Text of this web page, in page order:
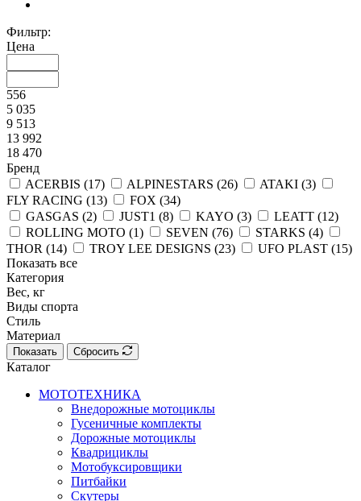
Фильтр:
Цена
556
5 035
9 513
13 992
18 470
Бренд
ACERBIS (17) ALPINESTARS (26) ATAKI (3)
FLY RACING (13) FOX (34)
GASGAS (2) JUST1 (8) KAYO (3) LEATT (12)
ROLLING MOTO (1) SEVEN (76) STARKS (4)
THOR (14) TROY LEE DESIGNS (23) UFO PLAST (15)
Показать все
Категория
Вес, кг
Виды спорта
Стиль
Материал
Показать Сбросить
Каталог
МОТОТЕХНИКА
Внедорожные мотоциклы
Гусеничные комплекты
Дорожные мотоциклы
Квадрициклы
Мотобуксировщики
Питбайки
Скутеры